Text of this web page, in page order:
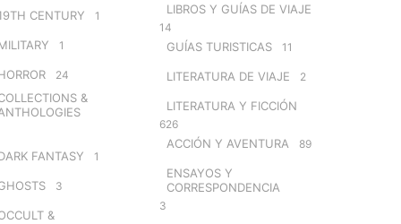
CENTURY 1
1
24
&
FANTASY 1
3
&
LIBROS Y GUÍAS DE VIAJE
14
GUÍAS TURISTICAS 11
LITERATURA DE VIAJE 2
LITERATURA Y FICCIÓN
626
ACCIÓN Y AVENTURA 89
ENSAYOS Y
CORRESPONDENCIA
3